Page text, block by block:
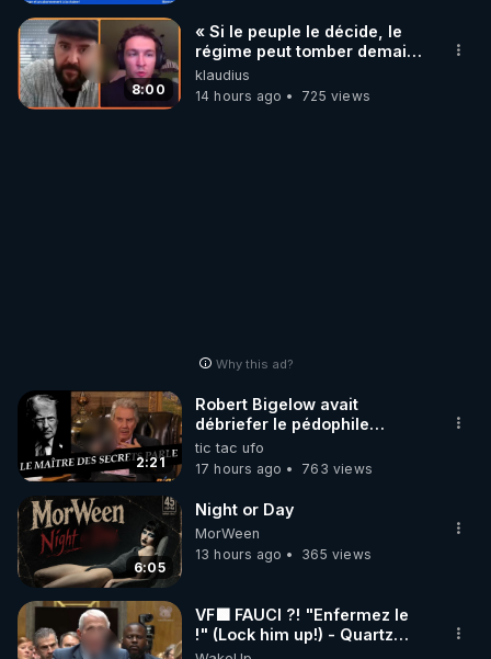
8:00
« Si le peuple le décide, le
régime peut tomber demain !
»
klaudius
14 hours ago
725 views
Why this ad?
2:21
Robert Bigelow avait
débriefer le pédophile
génocidaire de donald j
trump
tic tac ufo
17 hours ago
763 views
6:05
Night or Day
MorWeen
13 hours ago
365 views
VF🟩 FAUCI ?! "Enfermez le
!" (Lock him up!) - Quartz
Traduction